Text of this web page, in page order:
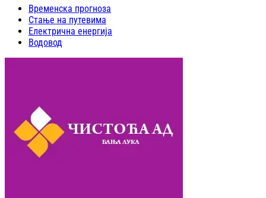
Временска прогноза
Стање на путевима
Електрична енергија
Водовод